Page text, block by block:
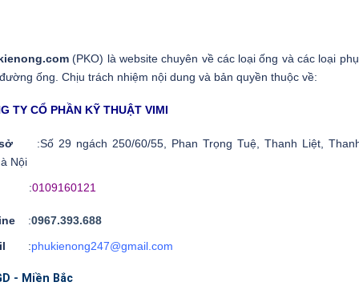
(PKO) là website chuyên về các loại ống và các loại
ống. Chịu trách nhiệm nội dung và bản quyền thuộc về:
TY CỔ PHẦN KỸ THUẬT VIMI
sở :Số 29 ngách 250/60/55, Phan Trọng Tuệ, Thanh Liệt,
Nội
:0109160121
:0967.393.688
:phukienong247@gmail.com
- Miền Bắc